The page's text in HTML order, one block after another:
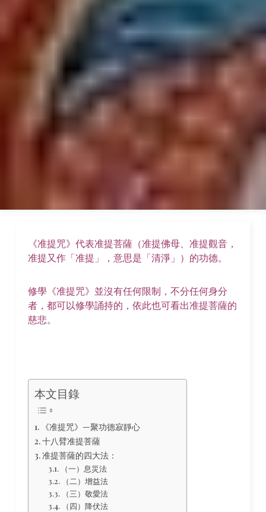
《准提咒》代表准提菩薩（准提佛母、准提觀音，
准提又作「准提」，意思是「清淨」）的功德。
修學《准提咒》並沒有任何限制，不分任何身分
者，都可以修學誦持的，依此也可看出准提菩薩的
慈悲。
本文目錄
《准提咒》—聚功德寂靜心
十八臂准提菩薩
准提菩薩的四大法：
（一）息災法
（二）增益法
（三）敬愛法
（四）降伏法